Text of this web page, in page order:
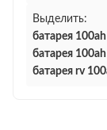
Выделить:
батарея
батарея
батарея rv